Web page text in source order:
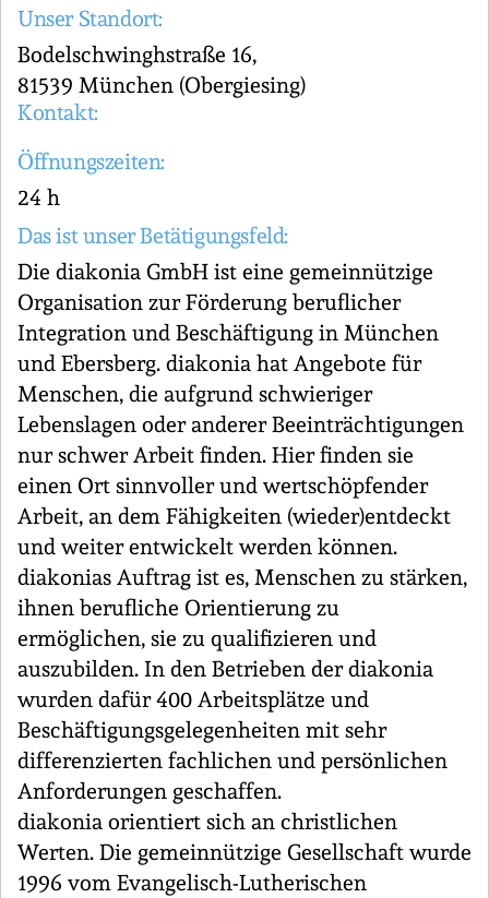
Unser Standort:
Bodelschwinghstraße 16,
81539 München (Obergiesing)
Kontakt:
Öffnungszeiten:
24 h
Das ist unser Betätigungsfeld:
Die diakonia GmbH ist eine gemeinnützige
Organisation zur Förderung beruflicher
Integration und Beschäftigung in München
und Ebersberg. diakonia hat Angebote für
Menschen, die aufgrund schwieriger
Lebenslagen oder anderer Beeinträchtigungen
nur schwer Arbeit finden. Hier finden sie
einen Ort sinnvoller und wertschöpfender
Arbeit, an dem Fähigkeiten (wieder)entdeckt
und weiter entwickelt werden können.
diakonias Auftrag ist es, Menschen zu stärken,
ihnen berufliche Orientierung zu
ermöglichen, sie zu qualifizieren und
auszubilden. In den Betrieben der diakonia
wurden dafür 400 Arbeitsplätze und
Beschäftigungsgelegenheiten mit sehr
differenzierten fachlichen und persönlichen
Anforderungen geschaffen.
diakonia orientiert sich an christlichen
Werten. Die gemeinnützige Gesellschaft wurde
1996 vom Evangelisch-Lutherischen